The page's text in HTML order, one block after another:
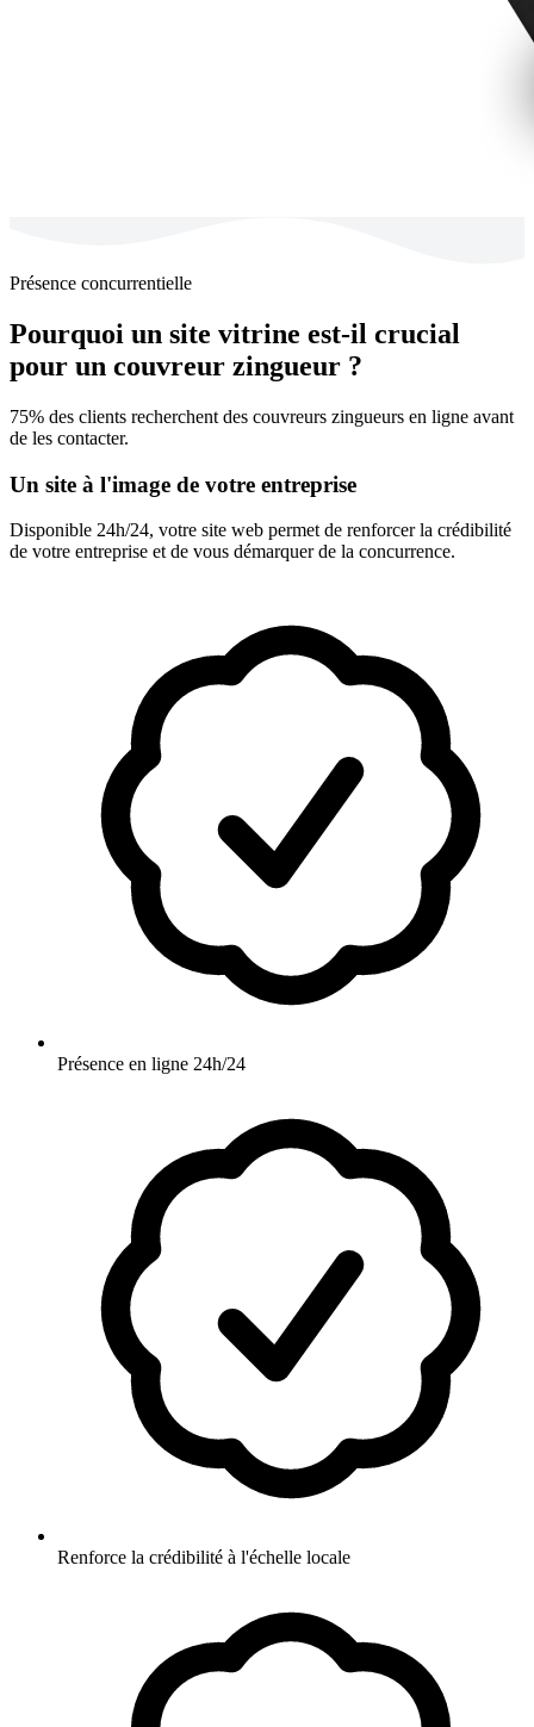
Présence concurrentielle
Pourquoi un site vitrine est-il crucial
pour un couvreur zingueur ?
75% des clients recherchent des couvreurs zingueurs en ligne avant
de les contacter.
Un site à l'image de votre entreprise
Disponible 24h/24, votre site web permet de renforcer la crédibilité
de votre entreprise et de vous démarquer de la concurrence.
Présence en ligne 24h/24
Renforce la crédibilité à l'échelle locale